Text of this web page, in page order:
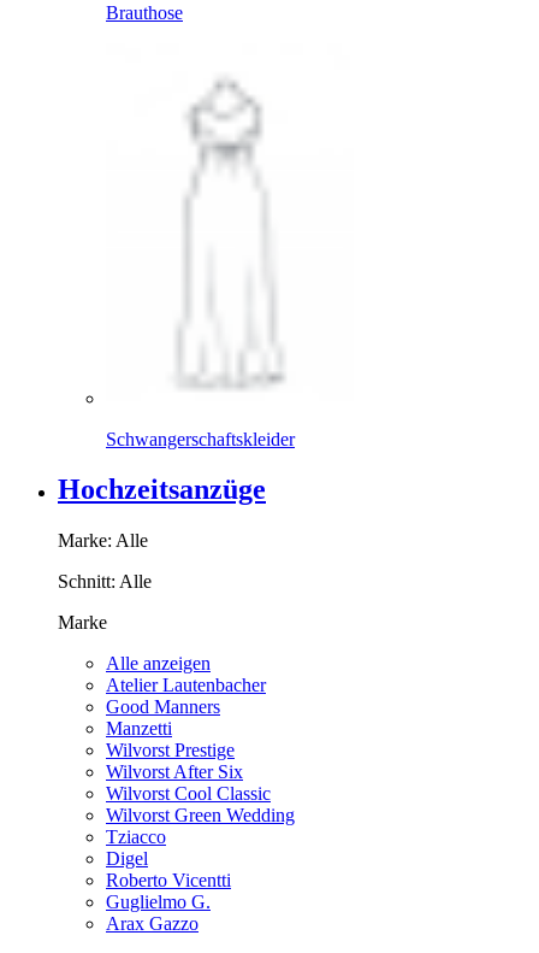
Brauthose
Schwangerschaftskleider
Hochzeitsanzüge
Marke: Alle
Schnitt: Alle
Marke
Alle anzeigen
Atelier Lautenbacher
Good Manners
Manzetti
Wilvorst Prestige
Wilvorst After Six
Wilvorst Cool Classic
Wilvorst Green Wedding
Tziacco
Digel
Roberto Vicentti
Guglielmo G.
Arax Gazzo